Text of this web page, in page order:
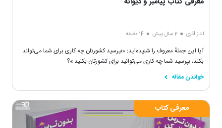
الناز آذری 2 سال پیش 14 دقیقه
آیا این جملهٔ معروف را شنیده‌اید: «نپرسید کشورتان چه کاری برای شما می‌تواند
بکند، بپرسید شما چه کاری می‌توانید برای کشورتان بکنید.»؟
خواندن مقاله
معرفی کتاب